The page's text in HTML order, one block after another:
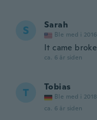
S Sarah
Ble med i 2016
It came broke
ca. 6 år siden
T Tobias
Ble med i 2018
ca. 6 år siden